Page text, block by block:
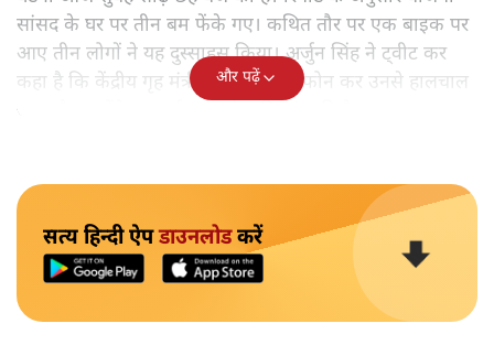
सांसद के घर पर तीन बम फेंके गए। कथित तौर पर एक बाइक पर
आए तीन लोगों ने यह दुस्साहस किया। अर्जुन सिंह ने ट्वीट कर
कहा है कि केंद्रीय गृह मंत्री अमित शाह ने फोन कर उनसे हालचाल
जाना है। उन्होंने एनआईए से जांच की मांग की है।
और पढ़ें
सत्य हिन्दी ऐपडाउनलोडकरें